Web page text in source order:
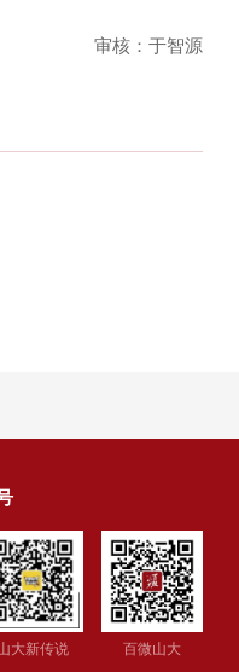
审核：于智源
大新传说 百微山大